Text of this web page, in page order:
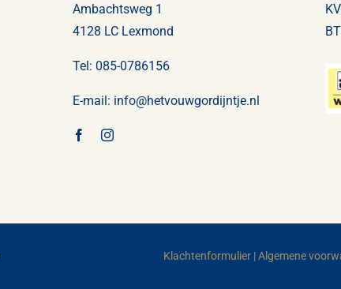
Ambachtsweg 1
4128 LC Lexmond
Tel: 085-0786156
E-mail: info@hetvouwgordijntje.nl
Klachtenformulier|Algemene